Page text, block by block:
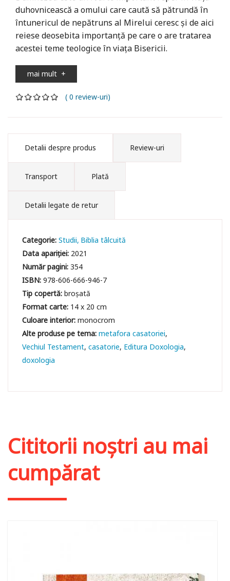
duhovnicească a omului care caută să pătrundă în
întu­nericul de nepătruns al Mirelui ceresc și de aici
reiese deosebita importanță pe care o are tratarea
acestei teme teologice în viața Bisericii.
mai mult +
( 0 review-uri)
Detalii despre produs Review-uri
Transport Plată
Detalii legate de retur
Categorie:Studii Biblia tâlcuită
Data apariției: 2021
Număr pagini:354
ISBN:978-606-666-946-7
Tip copertă:broșată
Format carte: 14 x 20 cm
Culoare interior:monocrom
metafora casatoriei
Vechiul Testament casatorie Editura Doxologia
doxologia
Cititorii noștri au mai
cumpărat